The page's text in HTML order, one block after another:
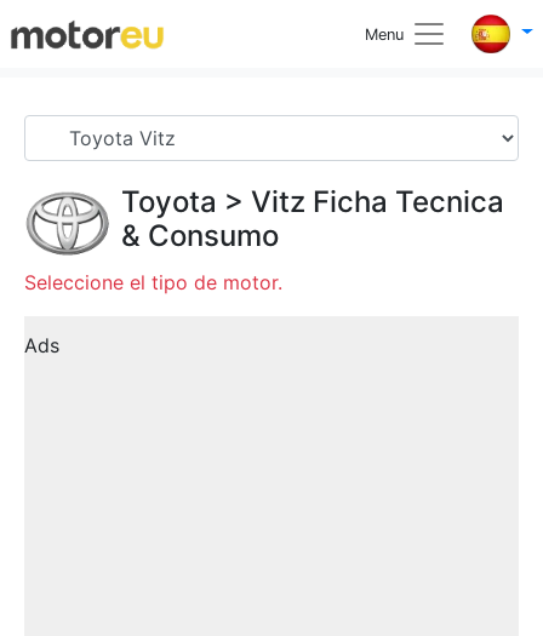
Menu
Toyota > Vitz Ficha Tecnica
& Consumo
Seleccione el tipo de motor.
Ads